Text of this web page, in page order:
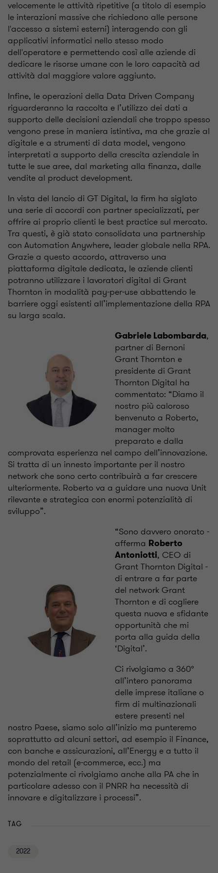
velocemente le attività ripetitive (a titolo di esempio
le interazioni massive che richiedono alle persone
l'accesso a sistemi esterni) interagendo con gli
applicativi informatici nello stesso modo
dell'operatore e permettendo così alle aziende di
dedicare le risorse umane con le loro capacità ad
attività dal maggiore valore aggiunto.
Infine, le operazioni della Data Driven Company
riguarderanno la raccolta e l’utilizzo dei dati a
supporto delle decisioni aziendali che troppo spesso
vengono prese in maniera istintiva, ma che grazie al
digitale e a strumenti di data model, vengono
interpretati a supporto della crescita aziendale in
tutte le sue aree, dal marketing alla finanza, dalle
vendite al product development.
In vista del lancio di GT Digital, la firm ha siglato
una serie di accordi con partner specializzati, per
offrire ai proprio clienti le best practice sul mercato.
Tra questi, è già stato consolidata una partnership
con Automation Anywhere, leader globale nella RPA.
Grazie a questo accordo, attraverso una
piattaforma digitale dedicata, le aziende clienti
potranno utilizzare i lavoratori digital di Grant
Thornton in modalità pay-per-use abbattendo le
barriere oggi esistenti all’implementazione della RPA
su larga scala.
Gabriele Labombarda,
partner di Bernoni
Grant Thornton e
presidente di Grant
Thornton Digital ha
commentato: “Diamo il
nostro più caloroso
benvenuto a Roberto,
manager molto
preparato e dalla
comprovata esperienza nel campo dell’innovazione.
Si tratta di un innesto importante per il nostro
network che sono certo contribuirà a far crescere
ulteriormente. Roberto va a guidare una nuova Unit
rilevante e strategica con enormi potenzialità di
sviluppo”.
“Sono davvero onorato -
afferma Roberto
Antoniotti, CEO di
Grant Thornton Digital -
di entrare a far parte
del network Grant
Thornton e di cogliere
questa nuova e sfidante
opportunità che mi
porta alla guida della
‘Digital’.
Ci rivolgiamo a 360°
all’intero panorama
delle imprese italiane o
firm di multinazionali
estere presenti nel
nostro Paese, siamo solo all’inizio ma punteremo
soprattutto ad alcuni settori, ad esempio il Finance,
con banche e assicurazioni, all’Energy e a tutto il
mondo del retail (e-commerce, ecc.) ma
potenzialmente ci rivolgiamo anche alla PA che in
particolare adesso con il PNRR ha necessità di
innovare e digitalizzare i processi”.
TAG
2022